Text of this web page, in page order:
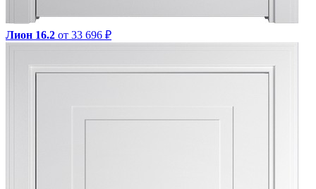
Лион 16.2 от 33 696 ₽